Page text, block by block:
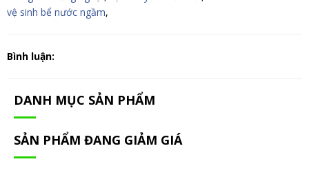
vệ sinh bể nước ngầm,
Bình luận:
DANH MỤC SẢN PHẨM
SẢN PHẨM ĐANG GIẢM GIÁ